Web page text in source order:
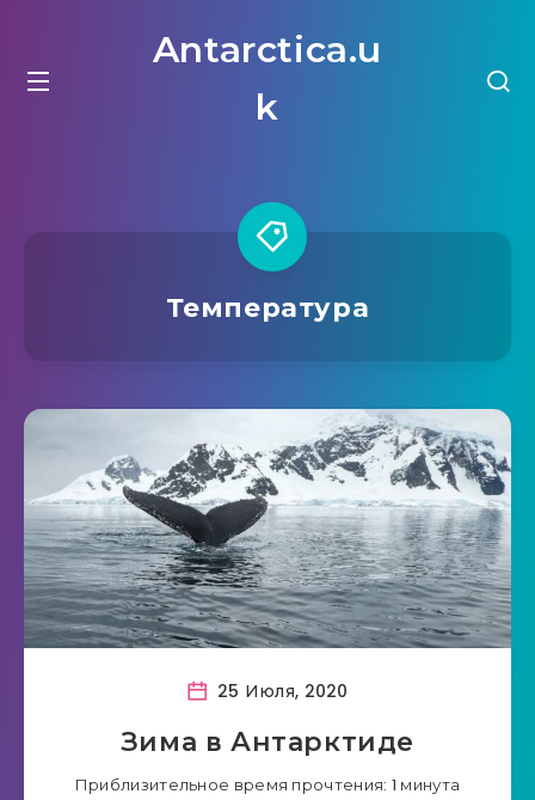
Antarctica.u
k
Температура
25 Июля, 2020
Зима в Антарктиде
Приблизительное время прочтения: 1 минута